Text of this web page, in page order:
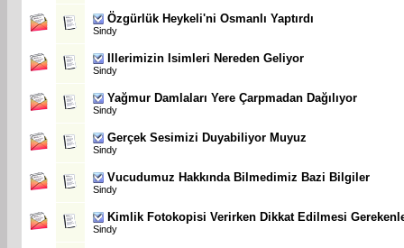
Özgürlük Heykeli'ni Osmanlı Yaptırdı
Sindy
Illerimizin Isimleri Nereden Geliyor
Sindy
Yağmur Damlaları Yere Çarpmadan Dağılıyor
Sindy
Gerçek Sesimizi Duyabiliyor Muyuz
Sindy
Vucudumuz Hakkında Bilmedimiz Bazi Bilgiler
Sindy
Kimlik Fotokopisi Verirken Dikkat Edilmesi
Sindy